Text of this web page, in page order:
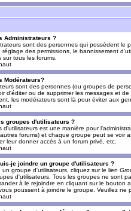
Administrateurs ?
sont des personnes qui possèdent le
réglage des permissions, le bannissement
sur tous les forums.
Modérateurs?
sont des personnes (ou groupes de
d'éditer ou de supprimer les messages et
les modérateurs sont là pour éviter aux
groupes d'utilisateurs ?
d'utilisateurs est une manière pour
forums) et chaque groupe peut se voir
leur donner accès à un forum privé, etc.
je joindre un groupe d'utilisateurs ?
un groupe d'utilisateurs, cliquez sur le lien
d'utilisateurs. Tous les groupes ne sont
à le rejoindre en cliquant sur le bouton
poussent à joindre le groupe. Veuillez ne